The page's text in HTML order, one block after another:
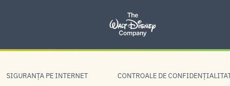
SIGURANŢA PE INTERNET CONTROALE DE